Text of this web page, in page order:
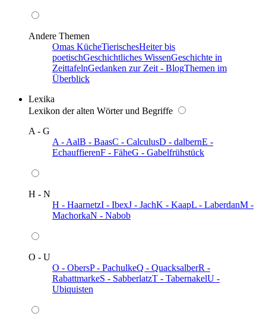
Andere Themen
Omas KücheTierischesHeiter bis
poetischGeschichtliches WissenGeschichte in
ZeittafelnGedanken zur Zeit - BlogThemen im
Überblick
Lexika
Lexikon der alten Wörter und Begriffe
A - G
A - AalB - BaasC - CalculusD - dalbernE -
EchauffierenF - FäheG - Gabelfrühstück
H - N
H - HaarnetzI - IbexJ - JachK - KaapL - LaberdanM -
MachorkaN - Nabob
O - U
O - ObersP - PachulkeQ - QuacksalberR -
RabattmarkeS - SabberlatzT - TabernakelU -
Ubiquisten